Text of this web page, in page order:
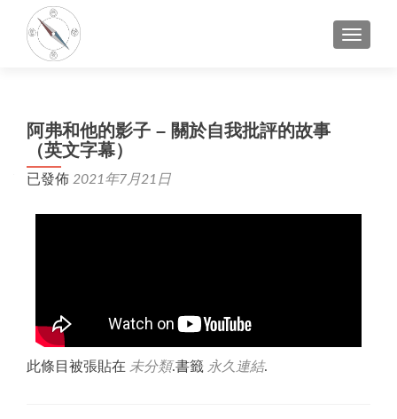
切換導
阿弗和他的影子 – 關於自我批評的故事
（英文字幕）
已發佈 2021年7月21日
此條目被張貼在 未分類.書籤 永久連結.